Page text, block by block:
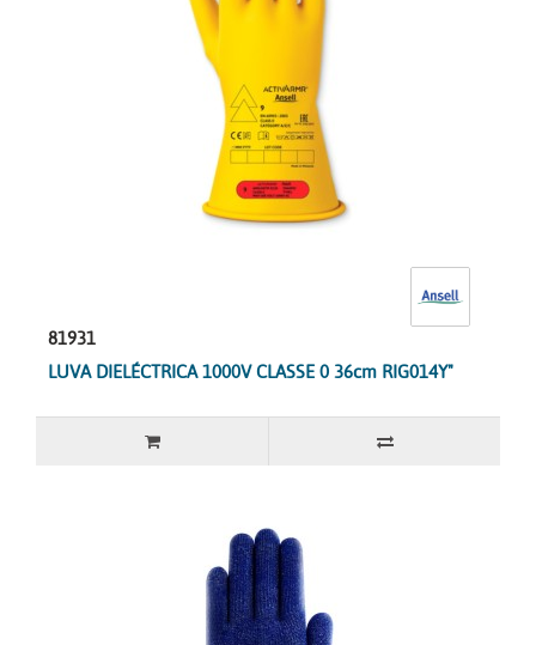
81931
LUVA DIELÉCTRICA 1000V CLASSE 0 36cm RIG014Y"